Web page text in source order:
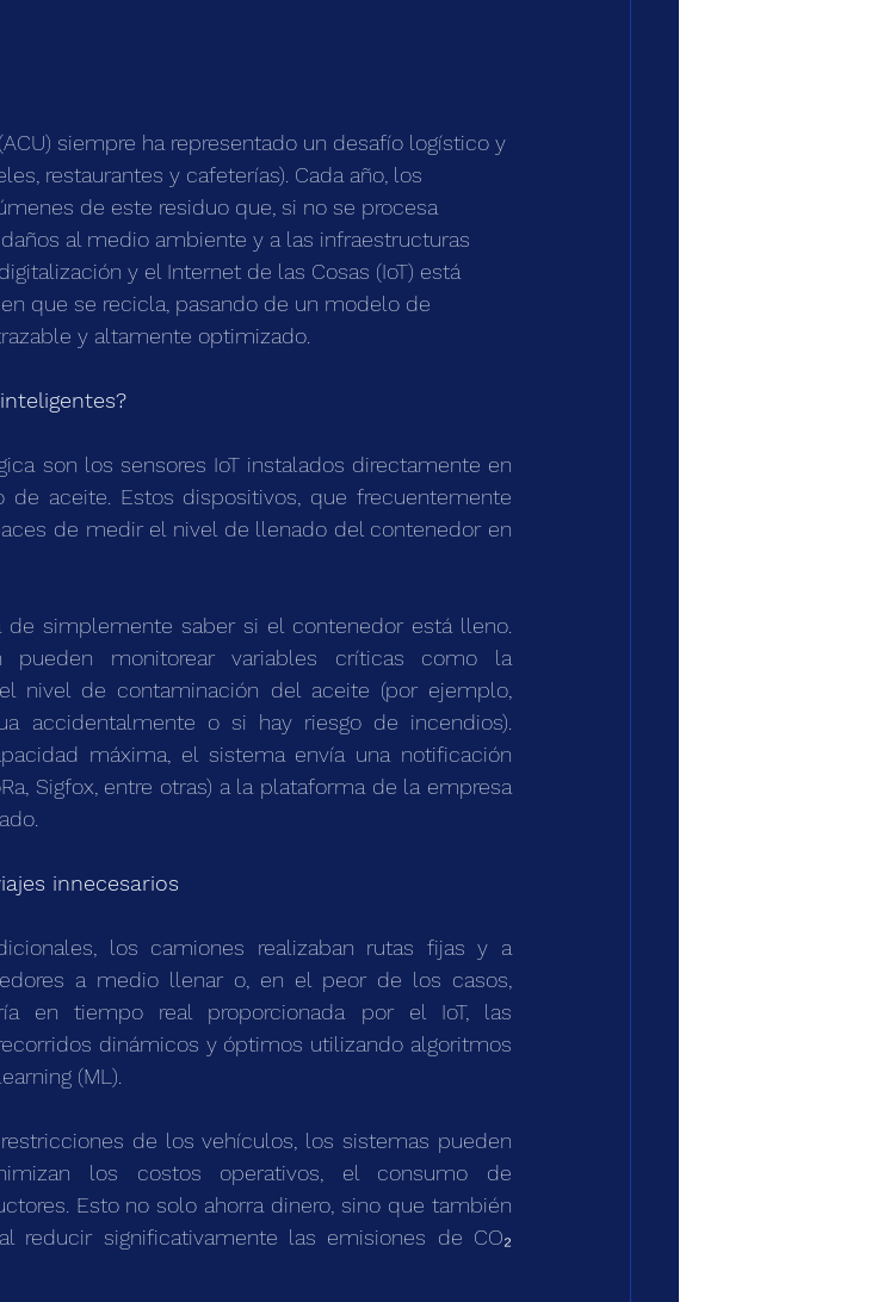
siempre ha representado un desafío logístico y
restaurantes y cafeterías). Cada año, los
de este residuo que, si no se procesa
al medio ambiente y a las infraestructuras
y el Internet de las Cosas (IoT) está
que se recicla, pasando de un modelo de
y altamente optimizado.
son los sensores IoT instalados directamente en
aceite. Estos dispositivos, que frecuentemente
de medir el nivel de llenado del contenedor en
simplemente saber si el contenedor está lleno.
pueden monitorear variables críticas como la
nivel de contaminación del aceite (por ejemplo,
accidentalmente o si hay riesgo de incendios).
máxima, el sistema envía una notificación
Sigfox, entre otras) a la plataforma de la empresa
innecesarios
los camiones realizaban rutas fijas y a
a medio llenar o, en el peor de los casos,
en tiempo real proporcionada por el IoT, las
dinámicos y óptimos utilizando algoritmos
(ML).
de los vehículos, los sistemas pueden
los costos operativos, el consumo de
Esto no solo ahorra dinero, sino que también
reducir significativamente las emisiones de CO₂